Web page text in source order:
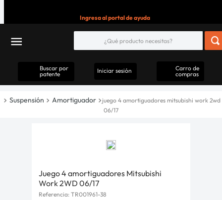
Ingresa al portal de ayuda
Buscar por
patente
Iniciar sesión
Carro de
compras
Suspensión Amortiguador
juego 4 amortiguadores mitsubishi work 2wd
06/17
Juego 4 amortiguadores Mitsubishi
Work 2WD 06/17
Referencia: TR001961-38